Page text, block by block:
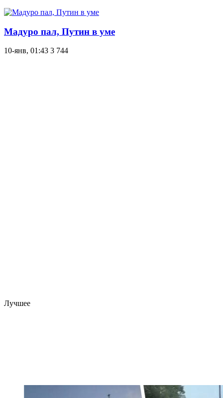
Мадуро пал, Путин в уме
10-янв, 01:43 3 744
Лучшее